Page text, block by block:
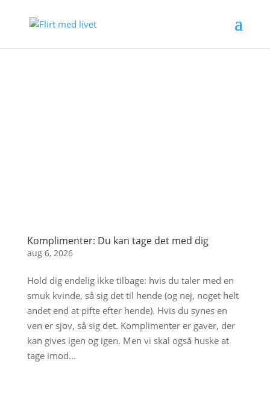
Komplimenter: Du kan tage det med dig
aug 6, 2026
Hold dig endelig ikke tilbage: hvis du taler med en
smuk kvinde, så sig det til hende (og nej, noget helt
andet end at pifte efter hende). Hvis du synes en
ven er sjov, så sig det. Komplimenter er gaver, der
kan gives igen og igen. Men vi skal også huske at
tage imod...